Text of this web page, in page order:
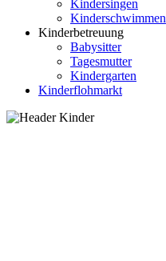
Kindersingen
Kinderschwimmen
Kinderbetreuung
Babysitter
Tagesmutter
Kindergarten
Kinderflohmarkt